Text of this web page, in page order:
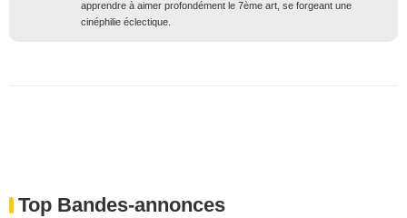
apprendre à aimer profondément le 7ème art, se forgeant une
cinéphilie éclectique.
Top Bandes-annonces